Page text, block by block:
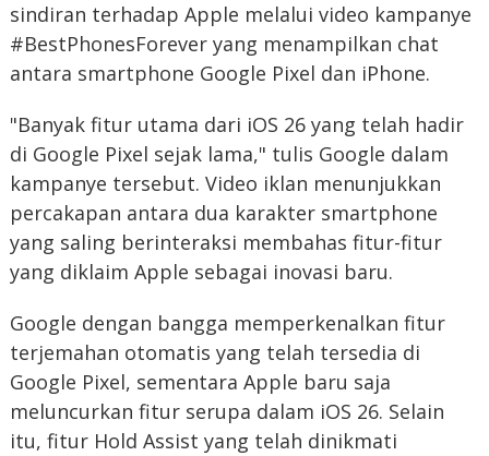
sindiran terhadap Apple melalui video kampanye
#BestPhonesForever yang menampilkan chat
antara smartphone Google Pixel dan iPhone.
"Banyak fitur utama dari iOS 26 yang telah hadir
di Google Pixel sejak lama," tulis Google dalam
kampanye tersebut. Video iklan menunjukkan
percakapan antara dua karakter smartphone
yang saling berinteraksi membahas fitur-fitur
yang diklaim Apple sebagai inovasi baru.
Google dengan bangga memperkenalkan fitur
terjemahan otomatis yang telah tersedia di
Google Pixel, sementara Apple baru saja
meluncurkan fitur serupa dalam iOS 26. Selain
itu, fitur Hold Assist yang telah dinikmati